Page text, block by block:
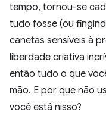
tempo, tornou-se
tudo fosse (ou
canetas sensíveis à
liberdade criativa
então tudo o que
mão. E por que não
você está nisso?